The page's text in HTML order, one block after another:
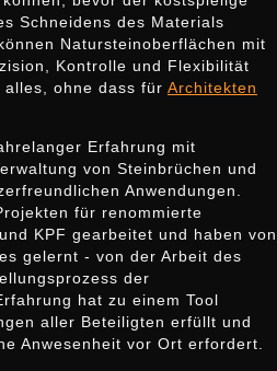
Schneidens des Materials
Natursteinoberflächen mit
Kontrolle und Flexibilität
ohne dass für Architekten
Erfahrung mit
von Steinbrüchen und
Anwendungen.
für renommierte
KPF gearbeitet und haben von
gelernt - von der Arbeit des
der
hat zu einem Tool
aller Beteiligten erfüllt und
Anwesenheit vor Ort erfordert.